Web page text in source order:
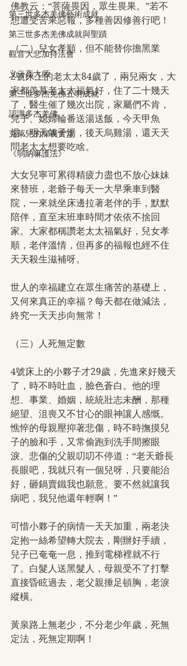
第三世多杰羌佛藝術成就
第三世多杰羌佛成就與聖蹟
觀音大悲加持法會
义云高大师
第三世多杰羌佛五明成就
認識多杰羌佛
克萊兒的深夜實堂
《弱納嘛護法》
佛教云：“菩薩畏因，眾生畏果。”若不
想遭受苦果惡報，多種善因修善行吧！
（二）兒女孝順，但不能替你擔黑業
2號床上的老太太84歲了，兩兒兩女，大
家都羡慕老太太福氣好，住了二十幾天
了，醫生催了幾次出院，家屬們不肯，
兒子、媳婦輪番送湯送飯，今天甲魚
湯，明天鴿子湯，後天烏雞湯，還天天
問老太太想要吃啥。
大女兒寧可累得精疲力盡也不放心妹妹
來替班，老爺子每天一大早乘車到醫
院，一來就坐床邊拉著老伴的手，默默
陪伴，直至末班車時間才依依不捨回
家。大家都稱讚老太太福氣好，兒女孝
順，老伴溫情，但再多的福報也經不住
天天殺生滋補呀。
世人的幸福建立在眾生痛苦的基礎上，
又何來真正的幸福？每天都在做減法，
終究一天天步向無常！
（三）人死無定數
4號床上的小夥子才29歲，先進來好幾天
了，時不時吐血，臉色蒼白。他的理
想、事業、婚姻，統統壯志未酬，那種
絕望、沮喪又不甘心的眼神讓人感慨。
憔悴的母親壓抑著悲傷，時不時撫摸兒
子的臉和手，又常偷跑到洗手間擦眼
淚。悲傷的父親叨叨不停道：“老天爺長
長眼吧，我就只有一個兒呀，只要能治
好，砸鍋賣鐵我也願意。要不然就讓我
病吧，我兒他還年輕啊！”
可惜小夥子的病情一天天加重，兩老決
定抱一絲希望轉大院去，剛辦好手續，
兒子已奄奄一息，推到電梯裡就不行
了。白髮人送黑髮人，母親受不了打擊
直接昏眩過去，老父親捶足頓胸，老淚
縱橫。
黃泉路上無老少，不分老少年歲，死無
定法，死無定期啊！